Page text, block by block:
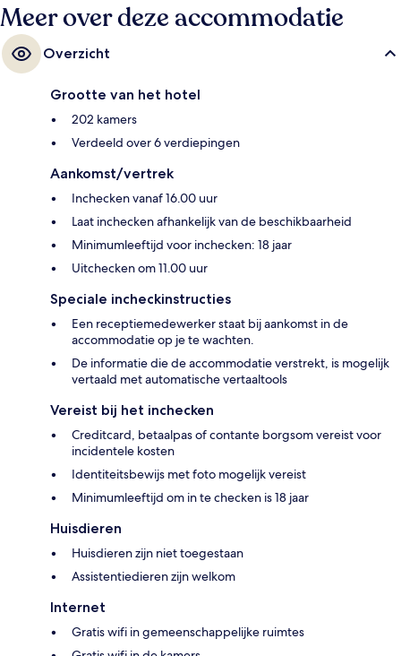
Meer over deze accommodatie
Overzicht
Grootte van het hotel
202 kamers
Verdeeld over 6 verdiepingen
Aankomst/vertrek
Inchecken vanaf 16.00 uur
Laat inchecken afhankelijk van de beschikbaarheid
Minimumleeftijd voor inchecken: 18 jaar
Uitchecken om 11.00 uur
Speciale incheckinstructies
Een receptiemedewerker staat bij aankomst in de
accommodatie op je te wachten.
De informatie die de accommodatie verstrekt, is mogelijk
vertaald met automatische vertaaltools
Vereist bij het inchecken
Creditcard, betaalpas of contante borgsom vereist voor
incidentele kosten
Identiteitsbewijs met foto mogelijk vereist
Minimumleeftijd om in te checken is 18 jaar
Huisdieren
Huisdieren zijn niet toegestaan
Assistentiedieren zijn welkom
Internet
Gratis wifi in gemeenschappelijke ruimtes